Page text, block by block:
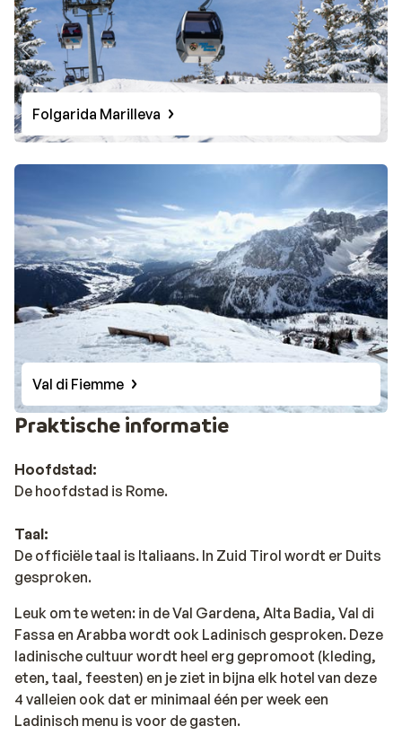
Folgarida Marilleva
Val di Fiemme
Praktische informatie
Hoofdstad:
De hoofdstad is Rome.
Taal:
De officiële taal is Italiaans. In Zuid Tirol wordt er Duits
gesproken.
Leuk om te weten: in de Val Gardena, Alta Badia, Val di
Fassa en Arabba wordt ook Ladinisch gesproken. Deze
ladinische cultuur wordt heel erg gepromoot (kleding,
eten, taal, feesten) en je ziet in bijna elk hotel van deze
4 valleien ook dat er minimaal één per week een
Ladinisch menu is voor de gasten.